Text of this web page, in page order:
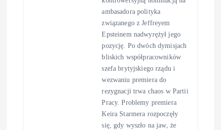
ambasadora polityka
związanego z Jeffreyem
Epsteinem nadwyrężył jego
pozycję. Po dwóch dymisjach
bliskich współpracowników
szefa brytyjskiego rządu i
wezwaniu premiera do
rezygnacji trwa chaos w Partii
Pracy. Problemy premiera
Keira Starmera rozpoczęły
się, gdy wyszło na jaw, że